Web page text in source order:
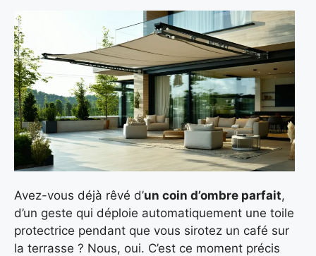
Avez-vous déjà rêvé d’un coin d’ombre parfait,
d’un geste qui déploie automatiquement une toile
protectrice pendant que vous sirotez un café sur
la terrasse ? Nous, oui. C’est ce moment précis